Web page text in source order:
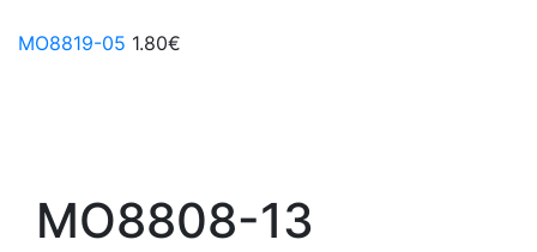
MO8819-05 1.80€
MO8808-13